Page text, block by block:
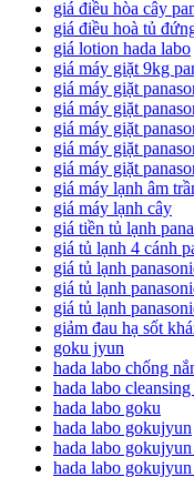
giá điều hòa cây
giá điều hoà tủ
giá lotion hada labo
giá máy giặt 9kg
giá máy giặt
giá máy giặt
giá máy giặt
giá máy giặt
giá máy giặt
giá máy lạnh âm
giá máy lạnh cây
giá tiền tủ lạnh
giá tủ lạnh 4 cánh
giá tủ lạnh
giá tủ lạnh
giá tủ lạnh
giảm đau hạ sốt
goku jyun
hada labo chống
hada labo
hada labo goku
hada labo gokujyun
hada labo
hada labo